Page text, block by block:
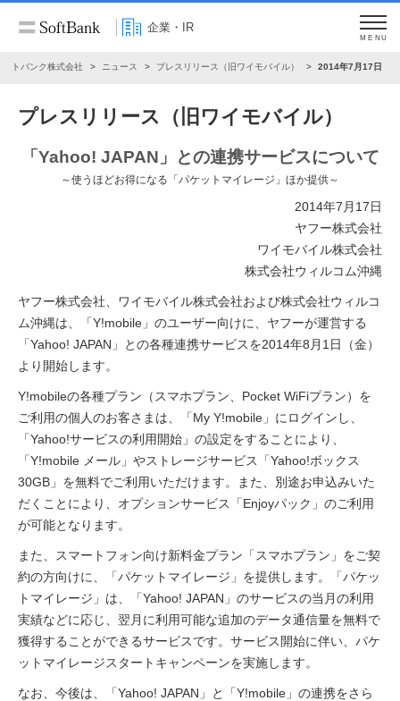
企業・IR
MENU
フトバンク株式会社 ニュース プレスリリース（旧ワイモバイル） 2014年7月17日
プレスリリース（旧ワイモバイル）
「Yahoo! JAPAN」との連携サービスについて
～使うほどお得になる「パケットマイレージ」ほか提供～
2014年7月17日
ヤフー株式会社
ワイモバイル株式会社
株式会社ウィルコム沖縄
ヤフー株式会社、ワイモバイル株式会社および株式会社ウィルコ
ム沖縄は、「Y!mobile」のユーザー向けに、ヤフーが運営する
「Yahoo! JAPAN」との各種連携サービスを2014年8月1日（金）
より開始します。
Y!mobileの各種プラン（スマホプラン、Pocket WiFiプラン）を
ご利用の個人のお客さまは、「My Y!mobile」にログインし、
「Yahoo!サービスの利用開始」の設定をすることにより、
「Y!mobile メール」やストレージサービス「Yahoo!ボックス
30GB」を無料でご利用いただけます。また、別途お申込みいた
だくことにより、オプションサービス「Enjoyパック」のご利用
が可能となります。
また、スマートフォン向け新料金プラン「スマホプラン」をご契
約の方向けに、「パケットマイレージ」を提供します。「パケッ
トマイレージ」は、「Yahoo! JAPAN」のサービスの当月の利用
実績などに応じ、翌月に利用可能な追加のデータ通信量を無料で
獲得することができるサービスです。サービス開始に伴い、パケ
ットマイレージスタートキャンペーンを実施します。
なお、今後は、「Yahoo! JAPAN」と「Y!mobile」の連携をさら